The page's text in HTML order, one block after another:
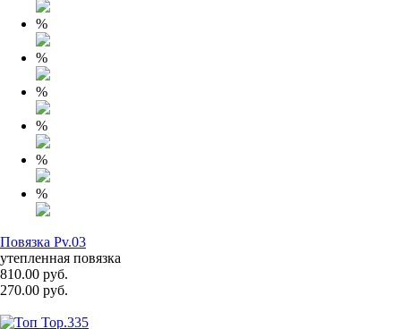
%
%
%
%
%
%
Повязка Pv.03
утепленная повязка
810.00 руб.
270.00 руб.